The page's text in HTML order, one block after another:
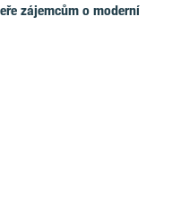
zájemcům o moderní